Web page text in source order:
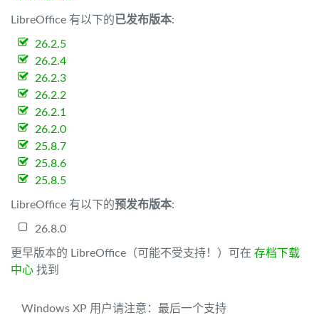
LibreOffice 有以下的已发布版本:
26.2.5
26.2.4
26.2.3
26.2.2
26.2.1
26.2.0
25.8.7
25.8.6
25.8.5
LibreOffice 有以下的预发布版本:
26.8.0
更早版本的 LibreOffice（可能不受支持！）可在 存档下载
中心 找到
Windows XP 用户请注意：最后一个支持